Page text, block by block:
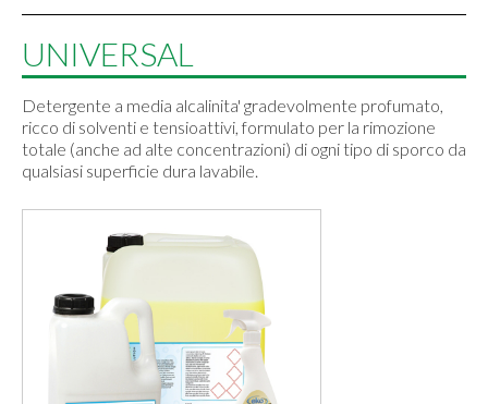
UNIVERSAL
Detergente a media alcalinita' gradevolmente profumato,
ricco di solventi e tensioattivi, formulato per la rimozione
totale (anche ad alte concentrazioni) di ogni tipo di sporco da
qualsiasi superficie dura lavabile.